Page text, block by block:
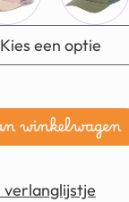
winkelwagen
verlanglijstje